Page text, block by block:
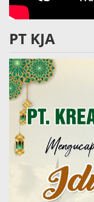
PT KJA